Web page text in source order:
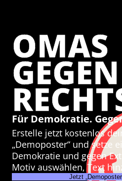
OMAS
GEGEN
Für Demokratie.
Erstelle jetzt kostenlos
„Demoposter“ und setze
Demokratie und gegen
Motiv auswählen, Text
Jetzt